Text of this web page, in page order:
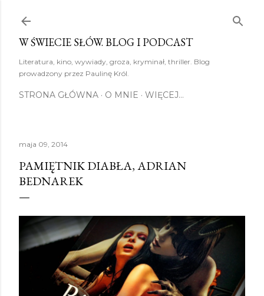
W ŚWIECIE SŁÓW. BLOG I PODCAST
Literatura, kino, wywiady, groza, kryminał, thriller. Blog
prowadzony przez Paulinę Król.
STRONA GŁÓWNA O MNIE WIĘCEJ…
maja 09, 2014
PAMIĘTNIK DIABŁA, ADRIAN
BEDNAREK